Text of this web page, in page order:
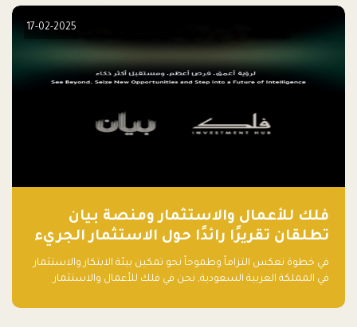
17-02-2025
فلك للأعمال والاستثمار ومنصة بيان
تطلقان تقريرًا رائدًا حول الاستثمار الجريء
في الذكاء الاصطناعي بالمملكة العربية
السعودية
في خطوة تعكس التزاماً وطموحاً نحو تمكين بيئة الابتكار والاستثمار
في المملكة العربية السعودية, نحن في فلك للأعمال والاستثمار
الذكاء الاصطناعي: خارطة الطريق للمستثمرين ورواد الأعمال في